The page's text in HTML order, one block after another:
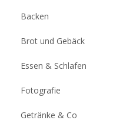
Backen
Brot und Gebäck
Essen & Schlafen
Fotografie
Getränke & Co